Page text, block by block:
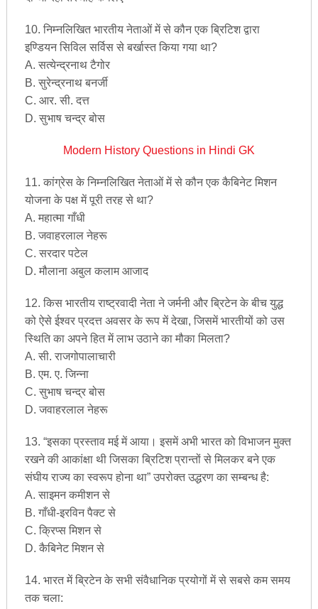
10. निम्नलिखित भारतीय नेताओं में से कौन एक ब्रिटिश द्वारा
इण्डियन सिविल सर्विस से बर्खास्त किया गया था?
A. सत्येन्द्रनाथ टैगोर
B. सुरेन्द्रनाथ बनर्जी
C. आर. सी. दत्त
D. सुभाष चन्द्र बोस
Modern History Questions in Hindi GK
11. कांग्रेस के निम्नलिखित नेताओं में से कौन एक कैबिनेट मिशन
योजना के पक्ष में पूरी तरह से था?
A. महात्मा गाँधी
B. जवाहरलाल नेहरू
C. सरदार पटेल
D. मौलाना अबुल कलाम आजाद
12. किस भारतीय राष्ट्रवादी नेता ने जर्मनी और ब्रिटेन के बीच युद्ध
को ऐसे ईश्वर प्रदत्त अवसर के रूप में देखा, जिसमें भारतीयों को उस
स्थिति का अपने हित में लाभ उठाने का मौका मिलता?
A. सी. राजगोपालाचारी
B. एम. ए. जिन्ना
C. सुभाष चन्द्र बोस
D. जवाहरलाल नेहरू
13. “इसका प्रस्ताव मई में आया। इसमें अभी भारत को विभाजन मुक्त
रखने की आकांक्षा थी जिसका ब्रिटिश प्रान्तों से मिलकर बने एक
संघीय राज्य का स्वरूप होना था” उपरोक्त उद्धरण का सम्बन्ध है:
A. साइमन कमीशन से
B. गाँधी-इरविन पैक्ट से
C. क्रिप्स मिशन से
D. कैबिनेट मिशन से
14. भारत में ब्रिटेन के सभी संवैधानिक प्रयोगों में से सबसे कम समय
तक चला: